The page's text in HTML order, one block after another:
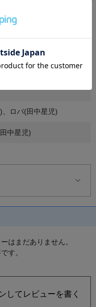
子・田中星児)
美都子・田中星児)、花
ロバ(田中星児)
中星児)
合唱団)、くまの夫婦
都子・石井里奈)
はまだありません。
す。